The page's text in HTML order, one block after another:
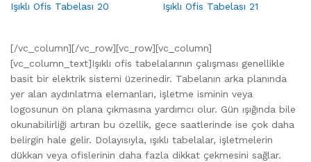
Işıklı Ofis Tabelası 20 Işıklı Ofis Tabelası 21
[/vc_column][/vc_row][vc_row][vc_column]
[vc_column_text]Işıklı ofis tabelalarının çalışması genellikle
basit bir elektrik sistemi üzerinedir. Tabelanın arka planında
yer alan aydınlatma elemanları, işletme isminin veya
logosunun ön plana çıkmasına yardımcı olur. Gün ışığında bile
okunabilirliği artıran bu özellik, gece saatlerinde ise çok daha
belirgin hale gelir. Dolayısıyla, ışıklı tabelalar, işletmelerin
dükkan veya ofislerinin daha fazla dikkat çekmesini sağlar.